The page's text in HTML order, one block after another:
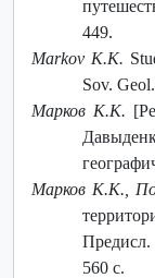
449.
Markov K.K.
Sov.
Марков К.К.
Марков К.К.,
560 с.